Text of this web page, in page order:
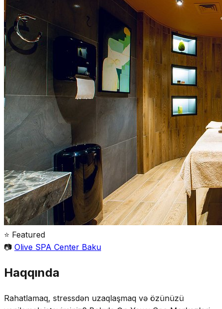
⭐ Featured
📷 Olive SPA Center Baku
Haqqında
Rahatlamaq, stressdən uzaqlaşmaq və özünüzü